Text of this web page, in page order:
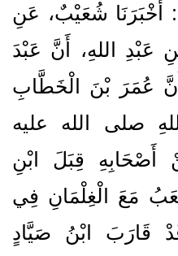
أَخْبَرَنَا شُعَيْبٌ، عَنِ
عَبْدِ اللهِ، أَنَّ عَبْدَ
عُمَرَ بْنَ الْخَطَّابِ
صلى الله عليه
قِبَلَ ابْنِ
مَعَ الْغِلْمَانِ فِي
قَارَبَ ابْنُ صَيَّادٍ